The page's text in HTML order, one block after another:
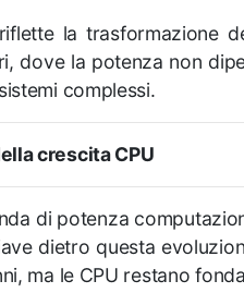
la trasformazione
dove la potenza non
complessi.
crescita CPU
di potenza
dietro questa
ma le CPU restano